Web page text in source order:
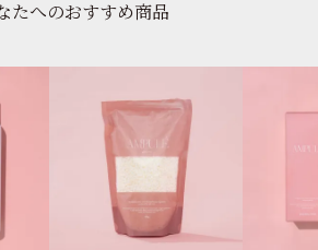
たへのおすすめ商品